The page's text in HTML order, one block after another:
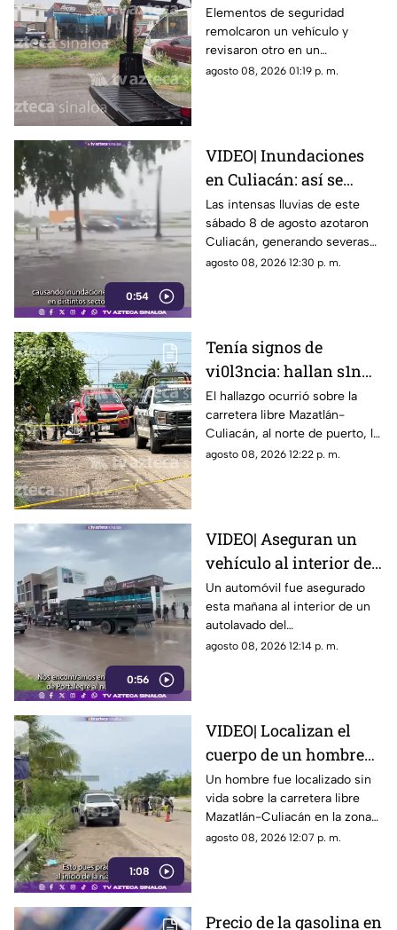
autolavado de
Portalegre, Culiacán
Elementos de seguridad
remolcaron un vehículo y
revisaron otro en un
autolavado del sector
agosto 08, 2026 01:19 p. m.
0:54
VIDEO| Inundaciones
en Culiacán: así se
encuentran las calles
tras las lluvias de hoy,
sábado 8 de agosto
Las intensas lluvias de este
sábado 8 de agosto azotaron
Culiacán, generando severas
inundaciones en diversos
agosto 08, 2026 12:30 p. m.
Tenía signos de
vi0l3ncia: hallan s1n
v1da a un hombre en El
Venadillo, en Mazatlán
El hallazgo ocurrió sobre la
carretera libre Mazatlán-
Culiacán, al norte de puerto, la
mañana de este sábado
agosto 08, 2026 12:22 p. m.
0:56
VIDEO| Aseguran un
vehículo al interior de
un autolavado en el
fraccionamiento
Portalegre, en Culiacán
Un automóvil fue asegurado
esta mañana al interior de un
autolavado del
fraccionamiento Portalegre de
agosto 08, 2026 12:14 p. m.
1:08
VIDEO| Localizan el
cuerpo de un hombre
sin vida sobre la
carretera libre en El
Venadillo, Mazatlán
Un hombre fue localizado sin
vida sobre la carretera libre
Mazatlán-Culiacán en la zona
de El Venadillo al norte del
agosto 08, 2026 12:07 p. m.
Precio de la gasolina en